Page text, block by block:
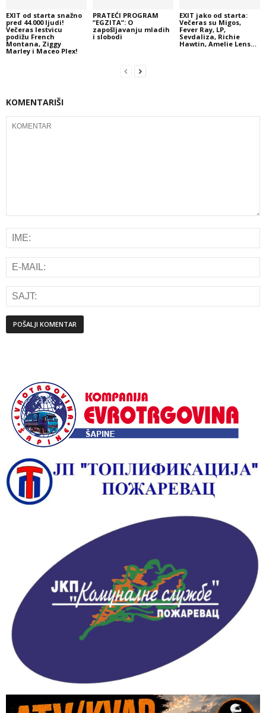
EXIT od starta snažno
pred 44.000 ljudi!
Večeras lestvicu
podižu French
Montana, Ziggy
Marley i Maceo Plex!
PRATEĆI PROGRAM
“EGZITA”: O
zapošljavanju mladih
i slobodi
EXIT jako od starta:
Večeras su Migos,
Fever Ray, LP,
Sevdaliza, Richie
Hawtin, Amelie Lens…
KOMENTARIŠI